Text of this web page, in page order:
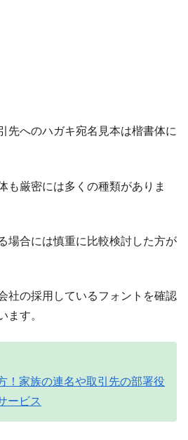
先へのハガキ宛名見本は楷書体に
も厳密には多くの種類がありま
場合には慎重に比較検討した方が
社の採用しているフォントを確認
ます。
！家族の連名や取引先の部署役
ービス